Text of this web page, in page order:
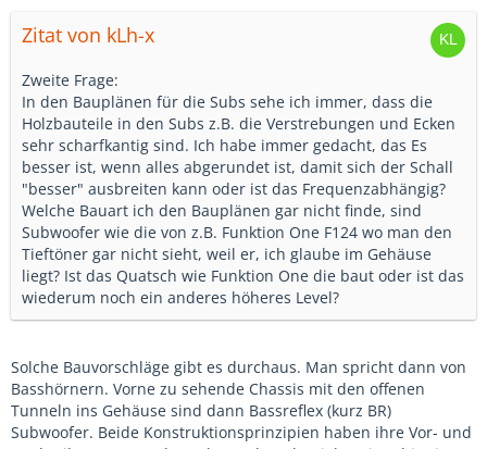
Zitat von kLh-x
Zweite Frage:
In den Bauplänen für die Subs sehe ich immer, dass die
Holzbauteile in den Subs z.B. die Verstrebungen und Ecken
sehr scharfkantig sind. Ich habe immer gedacht, das Es
besser ist, wenn alles abgerundet ist, damit sich der Schall
"besser" ausbreiten kann oder ist das Frequenzabhängig?
Welche Bauart ich den Bauplänen gar nicht finde, sind
Subwoofer wie die von z.B. Funktion One F124 wo man den
Tieftöner gar nicht sieht, weil er, ich glaube im Gehäuse
liegt? Ist das Quatsch wie Funktion One die baut oder ist das
wiederum noch ein anderes höheres Level?
Solche Bauvorschläge gibt es durchaus. Man spricht dann von
Basshörnern. Vorne zu sehende Chassis mit den offenen
Tunneln ins Gehäuse sind dann Bassreflex (kurz BR)
Subwoofer. Beide Konstruktionsprinzipien haben ihre Vor- und